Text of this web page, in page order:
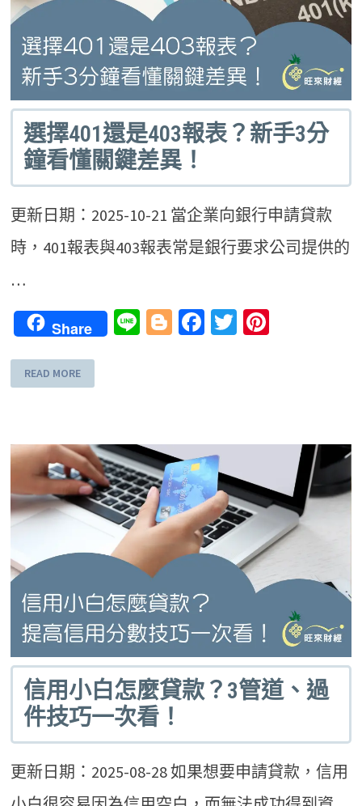
選擇401還是403報表？新手3分
鐘看懂關鍵差異！
更新日期：2025-10-21 當企業向銀行申請貸款
時，401報表與403報表常是銀行要求公司提供的
…
Share LineBlogger
Facebook
Twitter
READ MORE
信用小白怎麼貸款？3管道、過
件技巧一次看！
更新日期：2025-08-28 如果想要申請貸款，信用